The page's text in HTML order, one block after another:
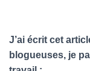
J’ai écrit cet
blogueuses, je